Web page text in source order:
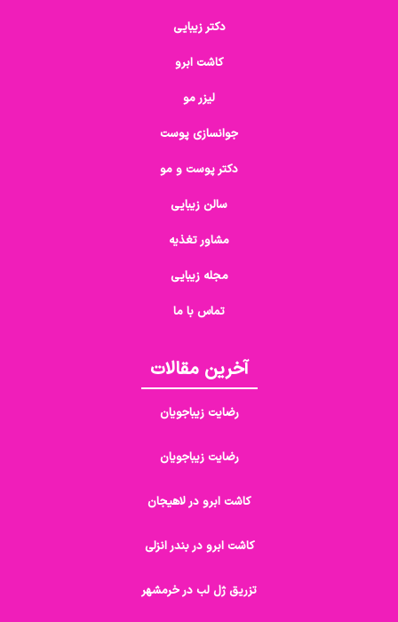
دکتر زیبایی
کاشت ابرو
لیزر مو
جوانسازی پوست
دکتر پوست و مو
سالن زیبایی
مشاور تغذیه
مجله زیبایی
تماس با ما
آخرین مقالات
رضایت زیباجویان
رضایت زیباجویان
کاشت ابرو در لاهیجان
کاشت ابرو در بندر انزلی
تزریق ژل لب در خرمشهر